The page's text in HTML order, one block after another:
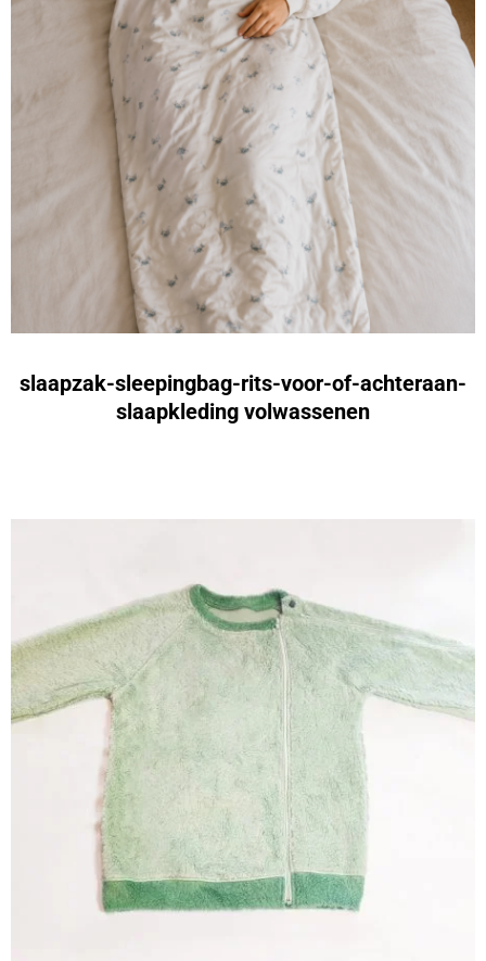
slaapzak-sleepingbag-rits-voor-of-achteraan-
slaapkleding volwassenen